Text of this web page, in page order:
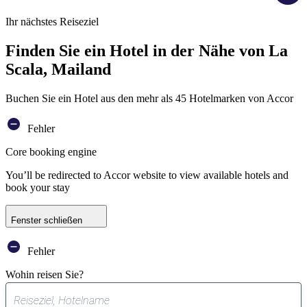
Ihr nächstes Reiseziel
Finden Sie ein Hotel in der Nähe von La
Scala, Mailand
Buchen Sie ein Hotel aus den mehr als 45 Hotelmarken von Accor
Fehler
Core booking engine
You’ll be redirected to Accor website to view available hotels and
book your stay
Fenster schließen
Fehler
Wohin reisen Sie?